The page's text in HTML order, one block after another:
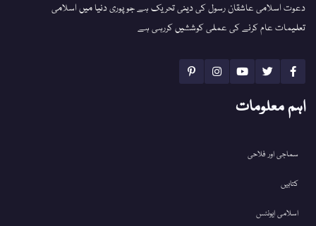
دعوت اسلامی عاشقان رسول کی دینی تحریک ہے جو پوری دنیا میں اسلامی
تعلیمات عام کرنے کی عملی کوششیں کررہی ہے
اہم معلومات
سماجی اور فلاحی
کتابیں
اسلامی ایونٹس